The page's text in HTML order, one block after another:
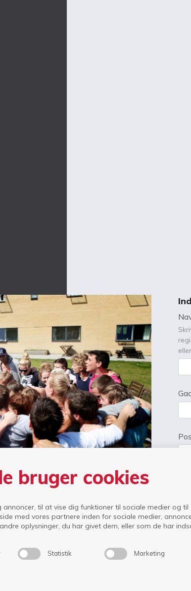
bruger cookies
til at vise dig funktioner til sociale medier og
med vores partnere inden for sociale medier,
oplysninger, du har givet dem, eller som de har
Statistik Marketing
E-